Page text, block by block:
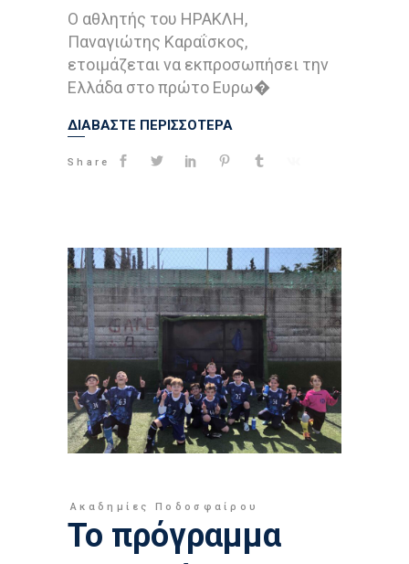
Ο αθλητής του ΗΡΑΚΛΗ,
Παναγιώτης Καραΐσκος,
ετοιμάζεται να εκπροσωπήσει την
Ελλάδα στο πρώτο Ευρω�
ΔΙΑΒΑΣΤΕ ΠΕΡΙΣΣΟΤΕΡΑ
Share
Ακαδημίες Ποδοσφαίρου
Το πρόγραμμα